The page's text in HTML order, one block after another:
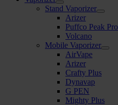
Stand Vaporizer
Arizer
Puffco Peak Pro
Volcano
Mobile Vaporizer
AirVape
Arizer
Crafty Plus
Dynavap
G PEN
Mighty Plus